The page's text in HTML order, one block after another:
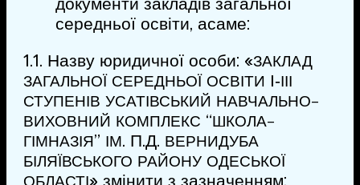
документи закладів загальної
середньої освіти, а саме:
1.1. Назву юридичної особи: «ЗАКЛАД
ЗАГАЛЬНОЇ СЕРЕДНЬОЇ ОСВІТИ І‑ІІІ
СТУПЕНІВ УСАТІВСЬКИЙ НАВЧАЛЬНО-
ВИХОВНИЙ КОМПЛЕКС “ШКОЛА-
ГІМНАЗІЯ” ІМ. П.Д. ВЕРНИДУБА
БІЛЯЇВСЬКОГО РАЙОНУ ОДЕСЬКОЇ